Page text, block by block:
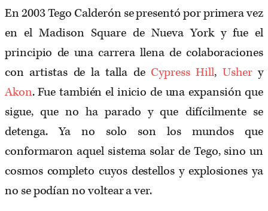
En 2003 Tego Calderón se presentó por primera vez
en el Madison Square de Nueva York y fue el
principio de una carrera llena de colaboraciones
con artistas de la talla de Cypress Hill, Ushery
Akon. Fue también el inicio de una expansión que
sigue, que no ha parado y que difícilmente se
detenga. Ya no solo son los mundos que
conformaron aquel sistema solar de Tego, sino un
cosmos completo cuyos destellos y explosiones ya
no se podían no voltear a ver.